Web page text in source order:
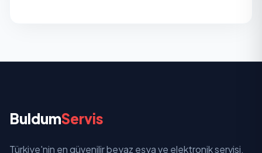
Sanayi
Santral
BuldumServis
Türkiye'nin en güvenilir beyaz eşya ve elektronik servisi.